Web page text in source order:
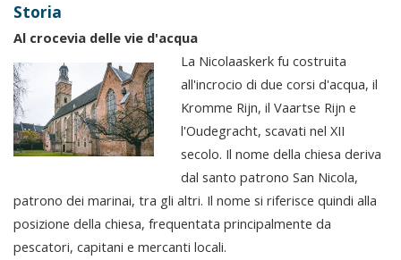
Storia
Al crocevia delle vie d'acqua
La Nicolaaskerk fu costruita
all'incrocio di due corsi d'acqua, il
Kromme Rijn, il Vaartse Rijn e
l'Oudegracht, scavati nel XII
secolo. Il nome della chiesa deriva
dal santo patrono San Nicola,
patrono dei marinai, tra gli altri. Il nome si riferisce quindi alla
posizione della chiesa, frequentata principalmente da
pescatori, capitani e mercanti locali.